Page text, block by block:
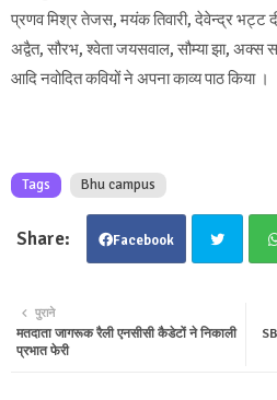
प्रणव मिश्र तेजस, मयंक तिवारी, देवेन्द्र
अद्वैत, सौरभ, श्वेता जयसवाल, सौम्या झा, अक्स
आदि नवोदित कवियों ने अपना काव्य पाठ किया ।
Tags Bhu campus
Facebook
ter
पुराने
मतदाता जागरूक रैली एनसीसी कैडेटों ने निकाली
प्रभात फेरी